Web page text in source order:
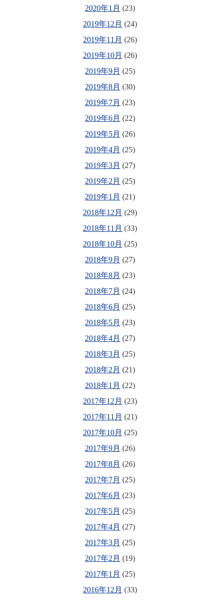
2020年1月 (23)
2019年12月 (24)
2019年11月 (26)
2019年10月 (26)
2019年9月 (25)
2019年8月 (30)
2019年7月 (23)
2019年6月 (22)
2019年5月 (26)
2019年4月 (25)
2019年3月 (27)
2019年2月 (25)
2019年1月 (21)
2018年12月 (29)
2018年11月 (33)
2018年10月 (25)
2018年9月 (27)
2018年8月 (23)
2018年7月 (24)
2018年6月 (25)
2018年5月 (23)
2018年4月 (27)
2018年3月 (25)
2018年2月 (21)
2018年1月 (22)
2017年12月 (23)
2017年11月 (21)
2017年10月 (25)
2017年9月 (26)
2017年8月 (26)
2017年7月 (25)
2017年6月 (23)
2017年5月 (25)
2017年4月 (27)
2017年3月 (25)
2017年2月 (19)
2017年1月 (25)
2016年12月 (33)